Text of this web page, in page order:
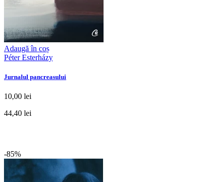
Adaugă în coș
Péter Esterházy
Jurnalul pancreasului
10,00 lei
44,40 lei
-85%